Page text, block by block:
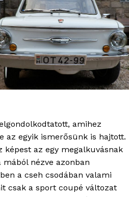
Előfizetés
tájékoztató
amihez
az egyik ismerősünk is hajtott.
képest az egy megalkuvásnak
nézve azonban
a cseh csodában valami
csak a sport coupé változat